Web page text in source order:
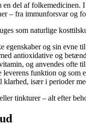
del af folkemedicinen.
– fra immunforsvar og
som naturlige
egenskaber og sin evne
antioxidative og
og anvendes ofte
funktion og som
klarhed, især i perioder
tinkturer – alt efter